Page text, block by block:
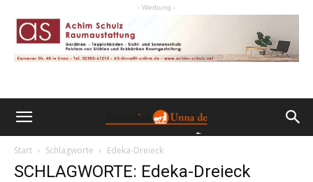
- Werbung -
Start Schlagworte Edeka-Dreieck
SCHLAGWORTE: Edeka-Dreieck